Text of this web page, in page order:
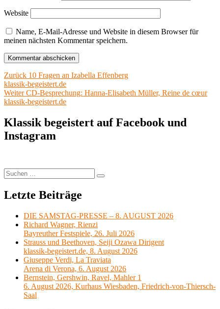
Website
Name, E-Mail-Adresse und Website in diesem Browser für
meinen nächsten Kommentar speichern.
Beitragsnavigation
Zurück Vorheriger
Beitrag:
10 Fragen an Izabella Effenberg
klassik-begeistert.de
Weiter Nächster
Beitrag:
CD-Besprechung: Hanna-Elisabeth Müller, Reine de cœur
klassik-begeistert.de
Klassik begeistert auf Facebook und
Instagram
Suchen
nach:
Suchen
Letzte Beiträge
DIE SAMSTAG-PRESSE – 8. AUGUST 2026
Richard Wagner, Rienzi
Bayreuther Festspiele, 26. Juli 2026
Strauss und Beethoven, Seiji Ozawa Dirigent
klassik-begeistert.de, 8. August 2026
Giuseppe Verdi, La Traviata
Arena di Verona, 6. August 2026
Bernstein, Gershwin, Ravel, Mahler 1
6. August 2026, Kurhaus Wiesbaden, Friedrich-von-Thiersch-
Saal